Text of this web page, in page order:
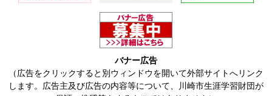
バナー広告
（広告をクリックすると別ウィンドウを開いて外部サイトへリンク
します。広告主及び広告の内容等について、川崎市生涯学習財団が